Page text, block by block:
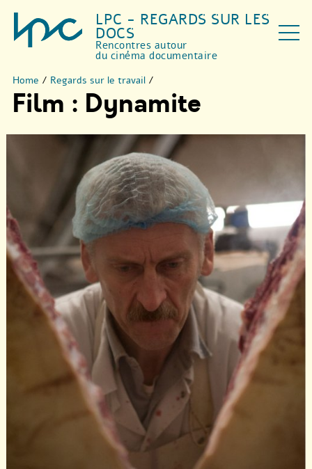
LPC - REGARDS SUR LES
DOCS
Rencontres autour
du cinéma documentaire
Home / Regards sur le travail /
Film : Dynamite